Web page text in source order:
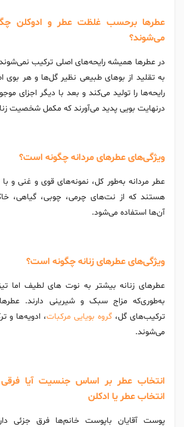
عطرها برحسب غلظت عطر و ادوکلن
می‌شوند؟
در عطرها همیشه رایحه‌های اصلی ترکیب نمی‌شوند
به تقلید از بوهای طبیعی نظیر گل‌ها و هر بوی
رایحه‌ها را تولید می‌کند و بعد با دیگر اجزای
درنهایت بویی پدید می‌آورند که مکمل شخصیت
ویژگی‌های عطرهای مردانه چگونه است؟
عطر مردانه به‌طور کل، نمونه‌های قوی و غنی‌ و
هستند که از نت‌های چرمی، چوبی، گیاهی،
آن‌ها استفاده می‌شود.
ویژگی‌های عطرهای زنانه چگونه است؟
عطرهای زنانه بیشتر به نوت های لطیف اما
به‌طوری‌که مزاج سبک و شیرینی دارند.
ترکیب‌های گل، گروه بویایی مرکبات، ادویه‌ها و
می‌شوند.
انتخاب عطر بر اساس جنسیت آیا
انتخاب عطر یا ادکلن
پوست آقایان باپوست خانم‌ها فرق جزئی